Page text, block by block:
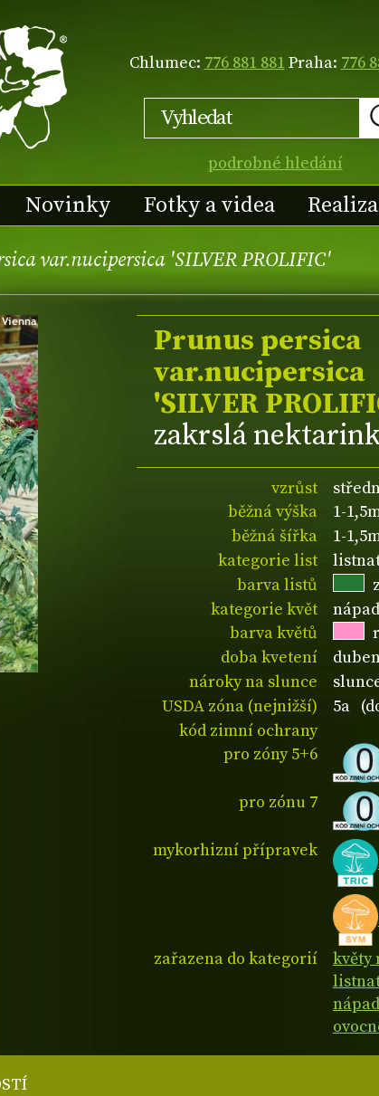
Chlumec: 776 881 881Praha: 776
podrobné hledání
Novinky Fotky a videa
var.nucipersica 'SILVER PROLIFIC'
Prunus persica
var.nucipersica
'SILVER
zakrslá
vzrůst
běžná výška
1-
běžná šířka
1-
kategorie list
barva listů
kategorie květ
barva květů
doba kvetení
nároky na slunce
USDA zóna (nejnižší)
5a
kód zimní ochrany
pro zóny 5+6
pro zónu 7
mykorhizní přípravek
zařazena do kategorií
květy